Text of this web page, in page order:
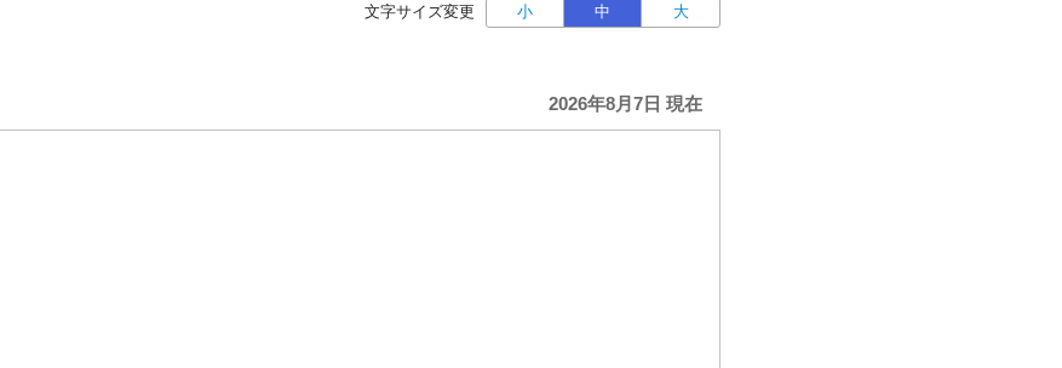
文字サイズ変更 小 中 大
2026年8月7日 現在